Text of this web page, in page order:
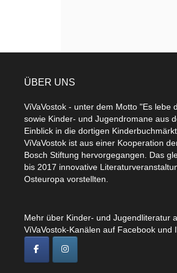
ÜBER UNS
ViVaVostok - unter dem Motto "Es
sowie Kinder- und Jugendromane aus
Einblick in die dortigen
ViVaVostok ist aus einer Kooperation
Bosch Stiftung hervorgegangen. Das
bis 2017 innovative
Osteuropa vorstellten.
Mehr über Kinder- und Jugendliteratur
ViVaVostok-Kanälen auf Facebook und